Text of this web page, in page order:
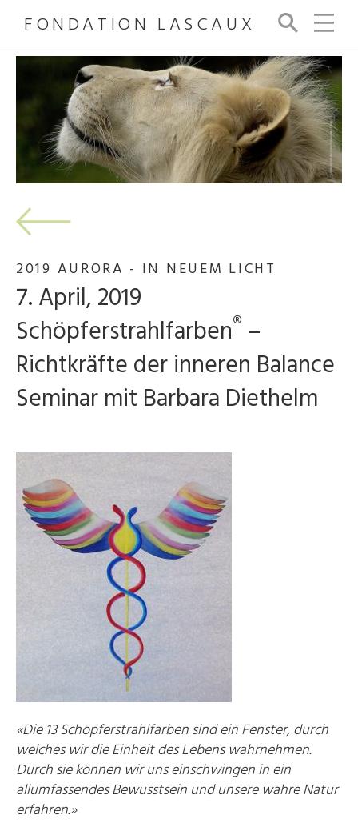
FONDATION LASCAUX
Su
ch
e
2019 AURORA - IN NEUEM LICHT
7. April, 2019
Schöpferstrahlfarben® –
Richtkräfte der inneren Balance
Seminar mit Barbara Diethelm
«Die 13 Schöpferstrahlfarben sind ein Fenster, durch
welches wir die Einheit des Lebens wahrnehmen.
Durch sie können wir uns einschwingen in ein
allumfassendes Bewusstsein und unsere wahre Natur
erfahren.»